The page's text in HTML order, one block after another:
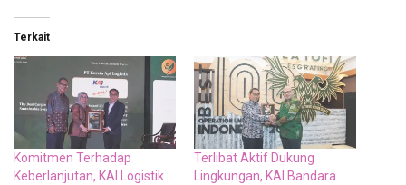
Terkait
Komitmen Terhadap
Keberlanjutan, KAI Logistik
Terlibat Aktif Dukung
Lingkungan, KAI Bandara